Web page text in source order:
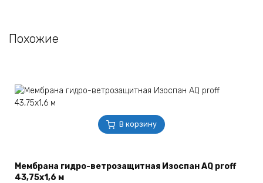
Похожие
В корзину
Мембрана гидро-ветрозащитная Изоспан AQ proff
43,75х1,6 м